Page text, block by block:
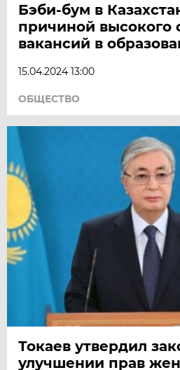
Бэби-бум в
причиной высокого
вакансий в
15.04.2024 13:00
ОБЩЕСТВО
Токаев утвердил
улучшении прав